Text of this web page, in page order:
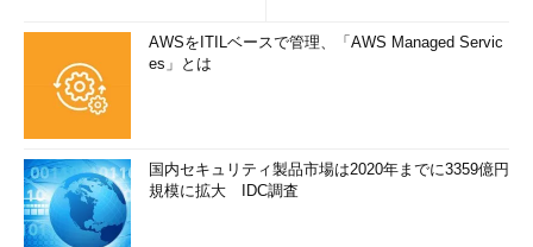
AWSをITILベースで管理、「AWS Managed Servic
es」とは
国内セキュリティ製品市場は2020年までに3359億円
規模に拡大 IDC調査